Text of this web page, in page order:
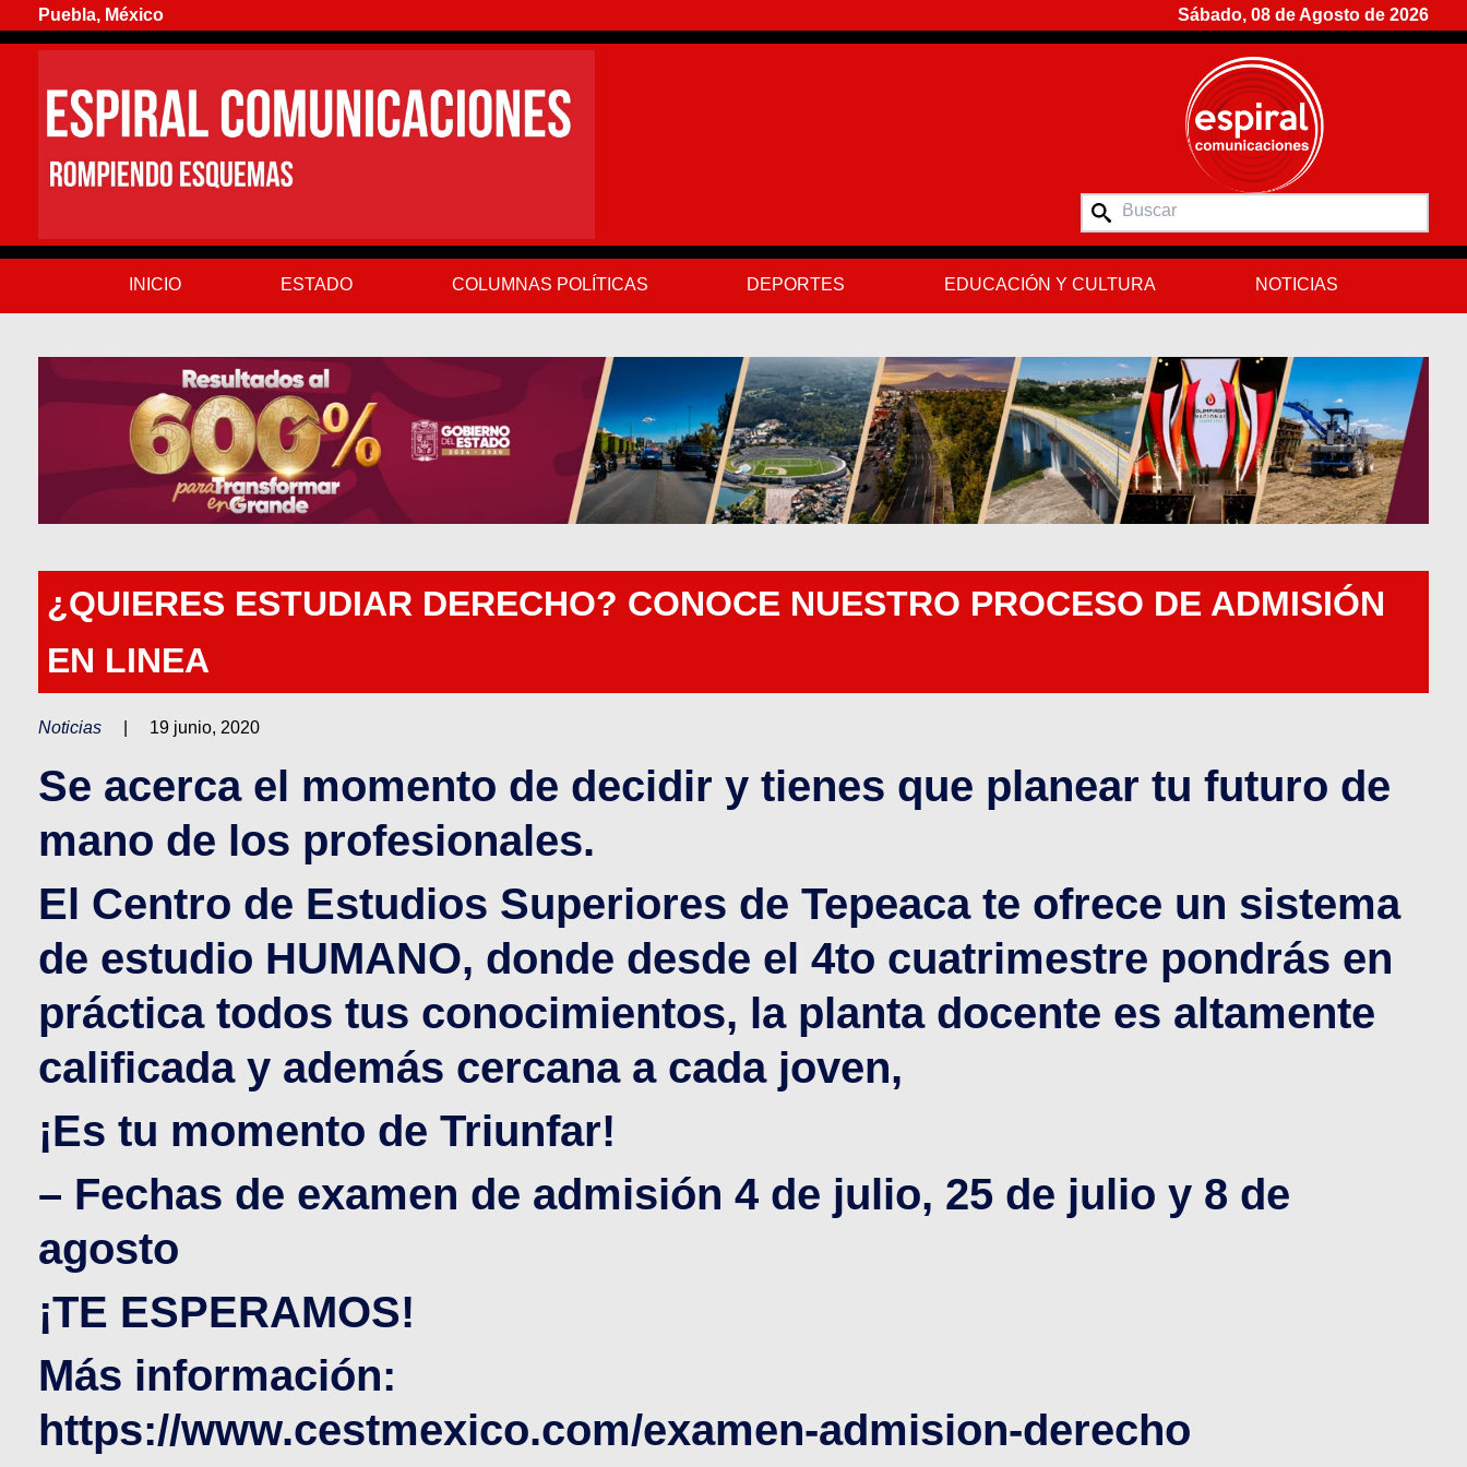
Puebla, México Sábado, 08 de Agosto de 2026
INICIO ESTADO COLUMNAS POLÍTICAS DEPORTES EDUCACIÓN Y CULTURA NOTICIAS
¿QUIERES ESTUDIAR DERECHO? CONOCE NUESTRO PROCESO DE ADMISIÓN
EN LINEA
Noticias 19 junio, 2020
Se acerca el momento de decidir y tienes que planear tu futuro de
mano de los profesionales.
El Centro de Estudios Superiores de Tepeaca te ofrece un sistema
de estudio HUMANO, donde desde el 4to cuatrimestre pondrás en
práctica todos tus conocimientos, la planta docente es altamente
calificada y además cercana a cada joven,
¡Es tu momento de Triunfar!
– Fechas de examen de admisión 4 de julio, 25 de julio y 8 de
agosto
¡TE ESPERAMOS!
Más información:
https://www.cestmexico.com/examen-admision-derecho